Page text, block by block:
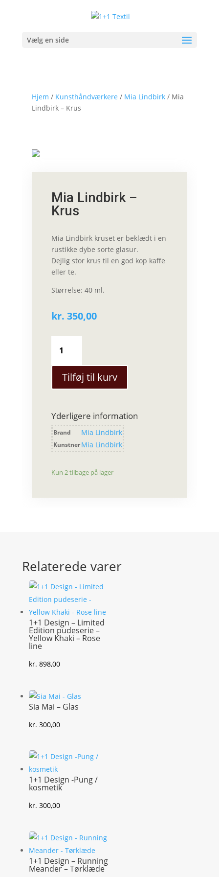
Vælg en side
Hjem / Kunsthåndværkere / Mia Lindbirk/ Mia
Lindbirk – Krus
Mia Lindbirk –
Krus
Mia Lindbirk kruset er beklædt i en
rustikke dybe sorte glasur.
Dejlig stor krus til en god kop kaffe
eller te.
Størrelse: 40 ml.
kr. 350,00
Lindbirk
-
Krus
antal
Tilføj til kurv
Yderligere information
Brand Mia Lindbirk
KunstnerMia Lindbirk
Kun 2 tilbage på lager
Relaterede varer
1+1 Design – Limited
Edition pudeserie –
Yellow Khaki – Rose
line
kr. 898,00
Sia Mai – Glas
kr. 300,00
1+1 Design -Pung /
kosmetik
kr. 300,00
1+1 Design – Running
Meander – Tørklæde